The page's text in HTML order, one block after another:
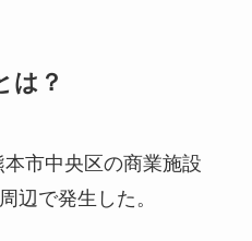
は？
市中央区の商業施設
辺で発生した。